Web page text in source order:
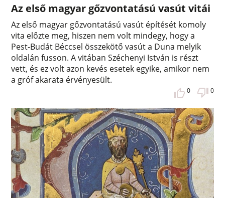
Az első magyar gőzvontatású vasút vitái
Az első magyar gőzvontatású vasút építését komoly
vita előzte meg, hiszen nem volt mindegy, hogy a
Pest-Budát Béccsel összekötő vasút a Duna melyik
oldalán fusson. A vitában Széchenyi István is részt
vett, és ez volt azon kevés esetek egyike, amikor nem
a gróf akarata érvényesült.
0 0